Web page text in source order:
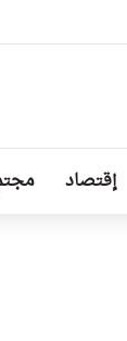
لا توجد أزمة
إقتصاد